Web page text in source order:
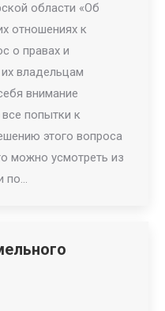
области «Об
отношениях к
о правах и
владельцам
внимание
попытки к
этого вопроса
можно усмотреть из
по…